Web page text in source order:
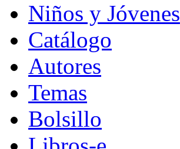
Niños y Jóvenes
Catálogo
Autores
Temas
Bolsillo